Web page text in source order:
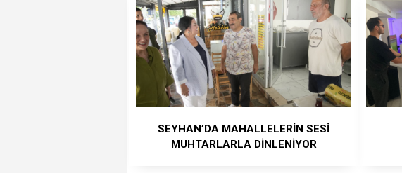
SEYHAN’DA MAHALLELERİN SESİ
MUHTARLARLA DİNLENİYOR